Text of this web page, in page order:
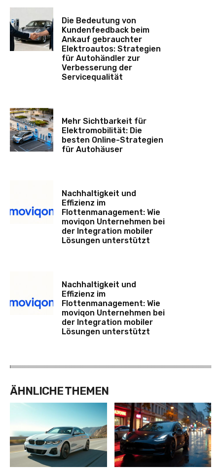
Die Bedeutung von
Kundenfeedback beim
Ankauf gebrauchter
Elektroautos: Strategien
für Autohändler zur
Verbesserung der
Servicequalität
Mehr Sichtbarkeit für
Elektromobilität: Die
besten Online-Strategien
für Autohäuser
Nachhaltigkeit und
Effizienz im
Flottenmanagement: Wie
moviqon Unternehmen bei
der Integration mobiler
Lösungen unterstützt
Nachhaltigkeit und
Effizienz im
Flottenmanagement: Wie
moviqon Unternehmen bei
der Integration mobiler
Lösungen unterstützt
ÄHNLICHE THEMEN